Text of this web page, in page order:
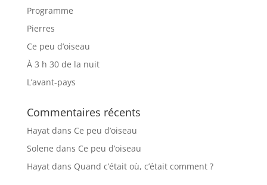
Programme
Pierres
Ce peu d’oiseau
À 3 h 30 de la nuit
L’avant-pays
Commentaires récents
Hayatdans Ce peu d’oiseau
Solene dans Ce peu d’oiseau
Hayatdans Quand c’était où, c’était comment ?